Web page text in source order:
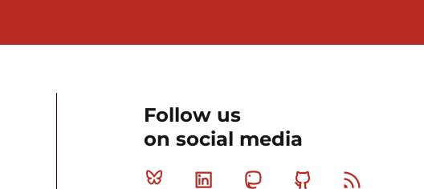
Follow us
on social media
Bluesky Linkedin MastodonGithub